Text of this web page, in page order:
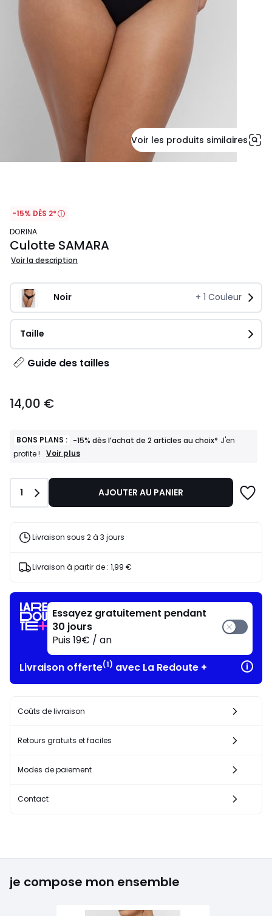
Voir les produits similaires
-15% DÈS 2*
DORINA
Culotte SAMARA
Voir la description
Noir + 1 Couleur
Taille
Guide des tailles
€.
14,00 €
BONS PLANS : -15% dès l’achat de 2 articles au choix* J'en
profite !
BONS
-15%
l’achat
articles
J'en
Voir plus
Quantité
1 AJOUTER AU PANIER
Livraison sous 2 à 3 jours
Livraison à partir de : 1,99 €
Essayez gratuitement pendant
30 jours
Puis 19€ / an
Livraison offerte(1) avec La Redoute +
Coûts de livraison
Retours gratuits et faciles
Modes de paiement
Contact
je compose mon ensemble